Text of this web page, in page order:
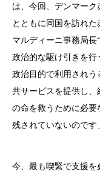
は、今回、デンマー
とともに同国を訪れ
マルディーニ事務局
政治的な駆け引きを行
政治目的で利用され
共サービスを提供し
の命を救うために必
残されていないのです
今、最も喫緊で支援